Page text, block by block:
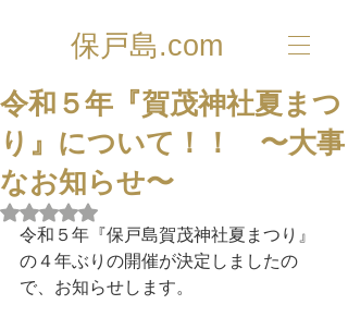
保戸島.com
令和５年『賀茂神社夏まつ
り』について！！ 〜大事
なお知らせ〜
5つ星のうちNaNと評価されています。
令和５年『保戸島賀茂神社夏まつり』
の４年ぶりの開催が決定しましたの
で、お知らせします。